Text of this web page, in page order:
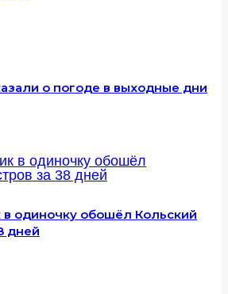
о погоде в выходные дни
одиночку обошёл Кольский
дней